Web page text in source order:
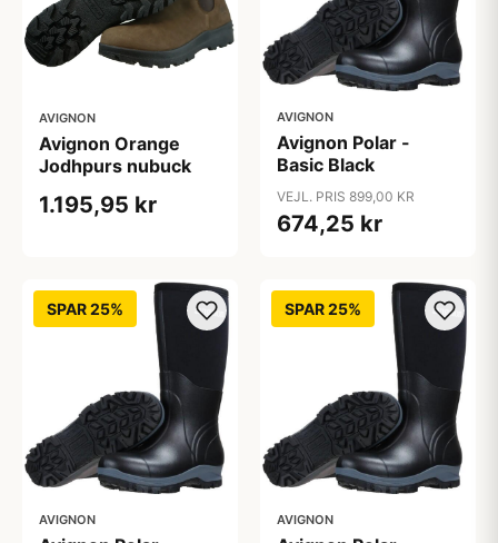
AVIGNON
Avignon Orange
Jodhpurs nubuck
1.195,95 kr
AVIGNON
Avignon Polar -
Basic Black
VEJL. PRIS 899,00 KR
674,25 kr
SPAR 25%
AVIGNON
SPAR 25%
AVIGNON